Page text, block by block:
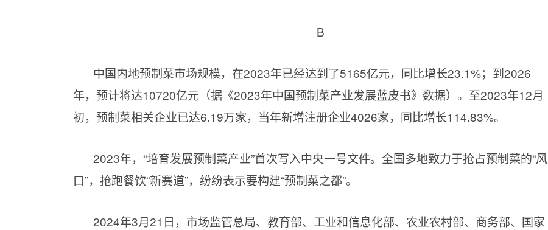
B
中国内地预制菜市场规模，在2023年已经达到了5165亿元，同比增长23.1%；到2026
年，预计将达10720亿元（据《2023年中国预制菜产业发展蓝皮书》数据）。至2023年12月
初，预制菜相关企业已达6.19万家，当年新增注册企业4026家，同比增长114.83%。
2023年，“培育发展预制菜产业”首次写入中央一号文件。全国多地致力于抢占预制菜的“风
口”，抢跑餐饮“新赛道”，纷纷表示要构建“预制菜之都”。
2024年3月21日，市场监管总局、教育部、工业和信息化部、农业农村部、商务部、国家